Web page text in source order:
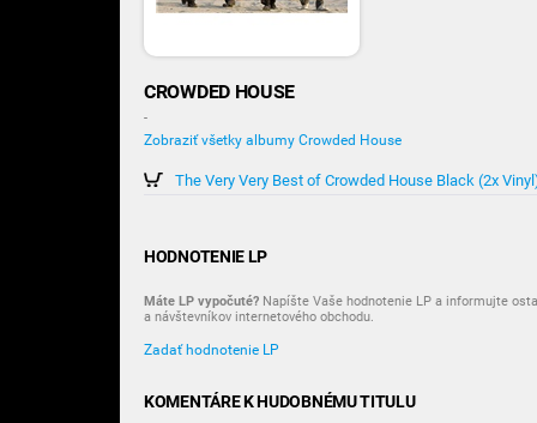
CROWDED HOUSE
-
Zobraziť všetky albumy Crowded House
The Very Very Best of Crowded House Black (2x
HODNOTENIE LP
Máte LP vypočuté? Napíšte Vaše hodnotenie LP a informujte
a návštevníkov internetového obchodu.
Zadať hodnotenie LP
KOMENTÁRE K HUDOBNÉMU TITULU